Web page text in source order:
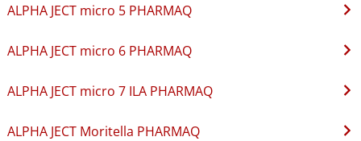
ALPHA JECT micro 5 PHARMAQ
ALPHA JECT micro 6 PHARMAQ
ALPHA JECT micro 7 ILA PHARMAQ
ALPHA JECT Moritella PHARMAQ